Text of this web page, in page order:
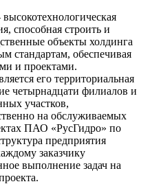
способная строить и
объекты холдинга
стандартам, обеспечивая
и проектами.
его территориальная
четырнадцати филиалов и
участков,
на обслуживаемых
ПАО «РусГидро» по
предприятия
заказчику
выполнение задач на